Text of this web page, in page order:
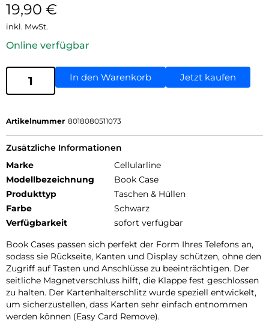
19,90 €
inkl. MwSt.
Online verfügbar
In den Warenkorb Jetzt kaufen
Artikelnummer 8018080511073
Zusätzliche Informationen
Marke
Cellularline
Modellbezeichnung
Book Case
Produkttyp
Taschen & Hüllen
Farbe
Schwarz
Verfügbarkeit
sofort verfügbar
Book Cases passen sich perfekt der Form Ihres Telefons an,
sodass sie Rückseite, Kanten und Display schützen, ohne den
Zugriff auf Tasten und Anschlüsse zu beeinträchtigen. Der
seitliche Magnetverschluss hilft, die Klappe fest geschlossen
zu halten. Der Kartenhalterschlitz wurde speziell entwickelt,
um sicherzustellen, dass Karten sehr einfach entnommen
werden können (Easy Card Remove).